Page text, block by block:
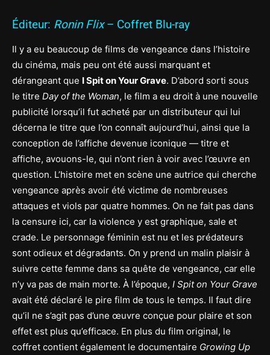
Éditeur: Ronin Flix– Coffret Blu-ray
Il y a eu beaucoup de films de vengeance dans l’histoire
du cinéma, mais peu ont été aussi marquant et
dérangeant que I Spit on Your Grave. D’abord sorti sous
le titre Day of the Woman, le film a eu droit à une nouvelle
publicité lorsqu’il fut acheté par un distributeur qui lui
décerna le titre que l’on connaît aujourd’hui, ainsi que la
conception de l’affiche devenue iconique — titre et
affiche, avouons-le, qui n’ont rien à voir avec l’œuvre en
question. L’histoire met en scène une autrice qui cherche
vengeance après avoir été victime de nombreuses
attaques et viols par quatre hommes. On ne fait pas dans
la censure ici, car la violence y est graphique, sale et
crade. Le personnage féminin est nu et les prédateurs
sont odieux et dégradants. On y prend un malin plaisir à
suivre cette femme dans sa quête de vengeance, car elle
n’y va pas de main morte. À l’époque, I Spit on Your Grave
avait été déclaré le pire film de tous le temps. Il faut dire
qu’il ne s’agit pas d’une œuvre conçue pour plaire et son
effet est plus qu’efficace. En plus du film original, le
coffret contient également le documentaire Growing Up